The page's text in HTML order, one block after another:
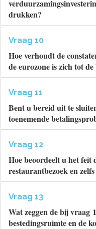
drukken?
Vraag 10
Hoe verhoudt de
de eurozone is zich tot
Vraag 11
Bent u bereid uit te
toenemende
Vraag 12
Hoe beoordeelt u het feit
restaurantbezoek en
Vraag 13
Wat zeggen de bij vraag
bestedingsruimte en de